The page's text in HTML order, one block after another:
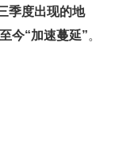
季度出现的地
今“加速蔓延”。